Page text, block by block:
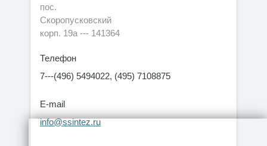
пос.
Скоропусковский
корп. 19а --- 141364
Телефон
7---(496) 5494022, (495) 7108875
E-mail
info@ssintez.ru